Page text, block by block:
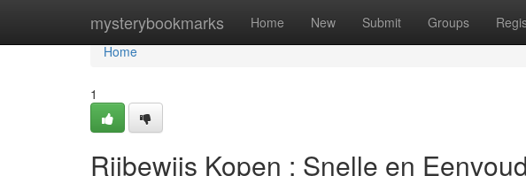
mysterybookmarks Home New Submit Groups
Home
Home
1
Rijbewijs Kopen : Snelle en